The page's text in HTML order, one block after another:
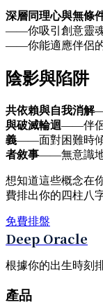
深層同理心與無條
——你吸引創意靈魂
——你能適應伴侶的
陰影與陷阱
共依賴與自我消解
與破滅輪迴——伴侶
義——面對困難時傾
者敘事——無意識地
想知道這些概念在
費排出你的四柱八字
免費排盤
Deep Oracle
根據你的出生時刻
產品